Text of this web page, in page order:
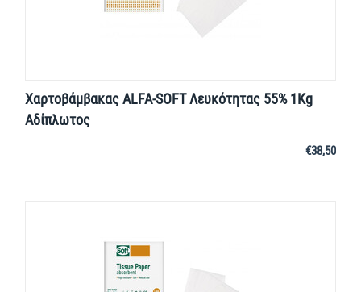
Χαρτοβάμβακας ALFA-SOFT Λευκότητας 55% 1Kg
Αδίπλωτος
€38,50